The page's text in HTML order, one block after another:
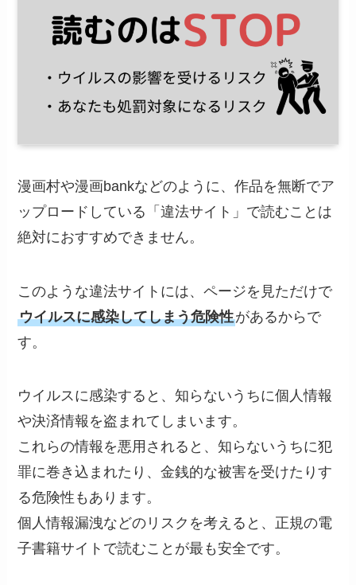
漫画村や漫画bankなどのように、作品を無断でア
ップロードしている「違法サイト」で読むことは
絶対におすすめできません。
このような違法サイトには、ページを見ただけで
ウイルスに感染してしまう危険性があるからで
す。
ウイルスに感染すると、知らないうちに個人情報
や決済情報を盗まれてしまいます。
これらの情報を悪用されると、知らないうちに犯
罪に巻き込まれたり、金銭的な被害を受けたりす
る危険性もあります。
個人情報漏洩などのリスクを考えると、正規の電
子書籍サイトで読むことが最も安全です。